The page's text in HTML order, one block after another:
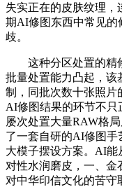
失实正在的皮肤纹理
期AI修图东西中常见的
歧。
这种分区处置的精修
批量处置能力凸起，该
制，同批次数十张照片
AI修图结果的环节不只
屡次处置大量RAW格
了一套自研的AI修图手
大模子摆设方案。AI能
对性水润磨皮，一、金
对中华印信文化的苦守